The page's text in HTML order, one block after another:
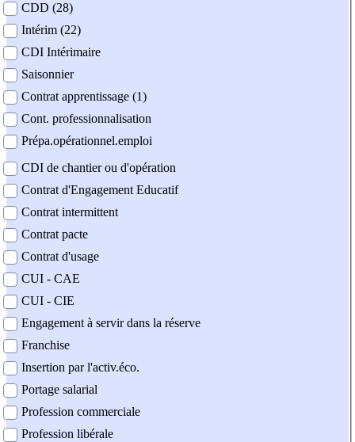
CDD (28)
Intérim (22)
CDI Intérimaire
Saisonnier
Contrat apprentissage (1)
Cont. professionnalisation
Prépa.opérationnel.emploi
CDI de chantier ou d'opération
Contrat d'Engagement Educatif
Contrat intermittent
Contrat pacte
Contrat d'usage
CUI - CAE
CUI - CIE
Engagement à servir dans la réserve
Franchise
Insertion par l'activ.éco.
Portage salarial
Profession commerciale
Profession libérale